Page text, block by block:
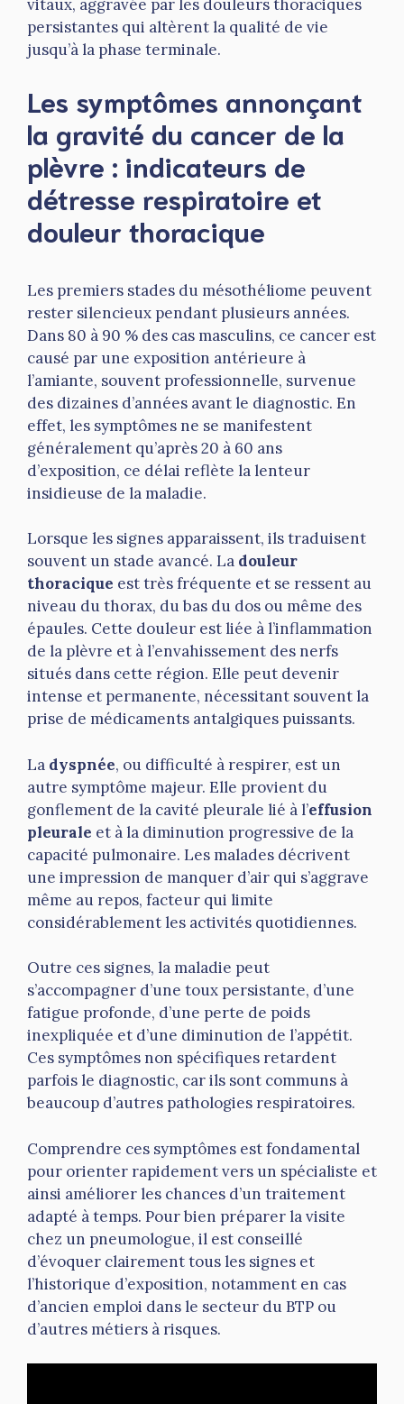
vitaux, aggravée par les douleurs thoraciques
persistantes qui altèrent la qualité de vie
jusqu’à la phase terminale.
Les symptômes annonçant
la gravité du cancer de la
plèvre : indicateurs de
détresse respiratoire et
douleur thoracique
Les premiers stades du mésothéliome peuvent
rester silencieux pendant plusieurs années.
Dans 80 à 90 % des cas masculins, ce cancer est
causé par une exposition antérieure à
l’amiante, souvent professionnelle, survenue
des dizaines d’années avant le diagnostic. En
effet, les symptômes ne se manifestent
généralement qu’après 20 à 60 ans
d’exposition, ce délai reflète la lenteur
insidieuse de la maladie.
Lorsque les signes apparaissent, ils traduisent
souvent un stade avancé. La douleur
thoracique est très fréquente et se ressent au
niveau du thorax, du bas du dos ou même des
épaules. Cette douleur est liée à l’inflammation
de la plèvre et à l’envahissement des nerfs
situés dans cette région. Elle peut devenir
intense et permanente, nécessitant souvent la
prise de médicaments antalgiques puissants.
La dyspnée, ou difficulté à respirer, est un
autre symptôme majeur. Elle provient du
gonflement de la cavité pleurale lié à l’effusion
pleurale et à la diminution progressive de la
capacité pulmonaire. Les malades décrivent
une impression de manquer d’air qui s’aggrave
même au repos, facteur qui limite
considérablement les activités quotidiennes.
Outre ces signes, la maladie peut
s’accompagner d’une toux persistante, d’une
fatigue profonde, d’une perte de poids
inexpliquée et d’une diminution de l’appétit.
Ces symptômes non spécifiques retardent
parfois le diagnostic, car ils sont communs à
beaucoup d’autres pathologies respiratoires.
Comprendre ces symptômes est fondamental
pour orienter rapidement vers un spécialiste et
ainsi améliorer les chances d’un traitement
adapté à temps. Pour bien préparer la visite
chez un pneumologue, il est conseillé
d’évoquer clairement tous les signes et
l’historique d’exposition, notamment en cas
d’ancien emploi dans le secteur du BTP ou
d’autres métiers à risques.